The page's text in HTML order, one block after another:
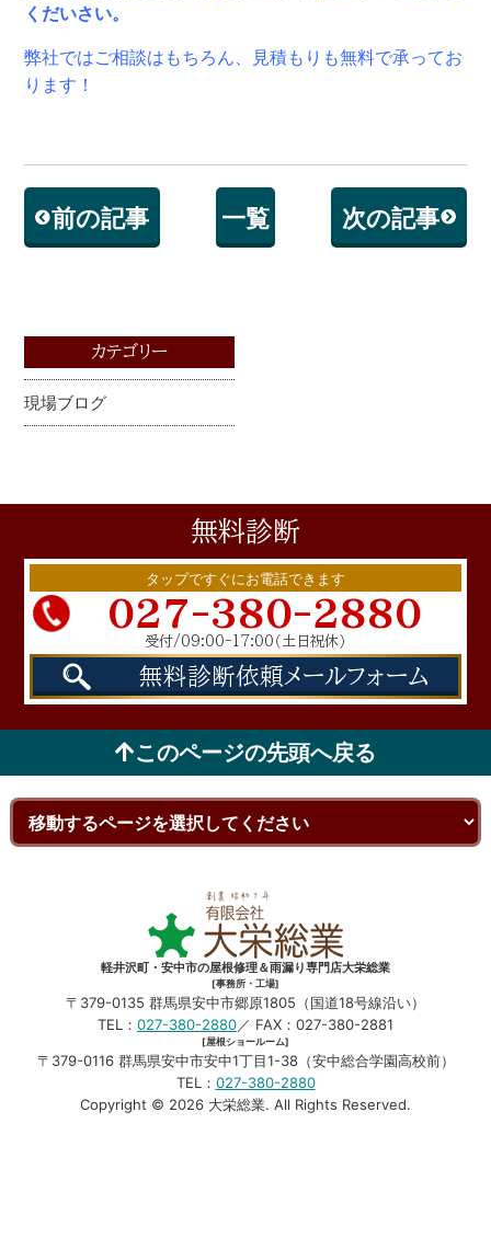
くだいさい。
弊社ではご相談はもちろん、見積もりも無料で承ってお
ります！
前の記事 一覧 次の記事
カテゴリー
現場ブログ
無料診断
タップですぐにお電話できます
027-380-2880
受付/09:00-17:00 （土日祝休）
無料診断依頼 メールフォーム
このページの先頭へ戻る
軽井沢町・安中市の屋根修理＆雨漏り専門店大栄総業
[事務所・工場]
〒379-0135 群馬県安中市郷原1805（国道18号線沿い）
TEL： 027-380-2880／ FAX：027-380-2881
[屋根ショールーム]
〒379-0116 群馬県安中市安中1丁目1-38（安中総合学園高校前）
TEL： 027-380-2880
Copyright © 2026 大栄総業. All Rights Reserved.